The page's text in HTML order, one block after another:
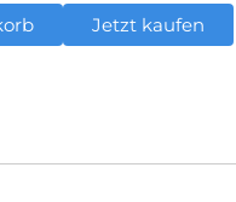
Jetzt kaufen